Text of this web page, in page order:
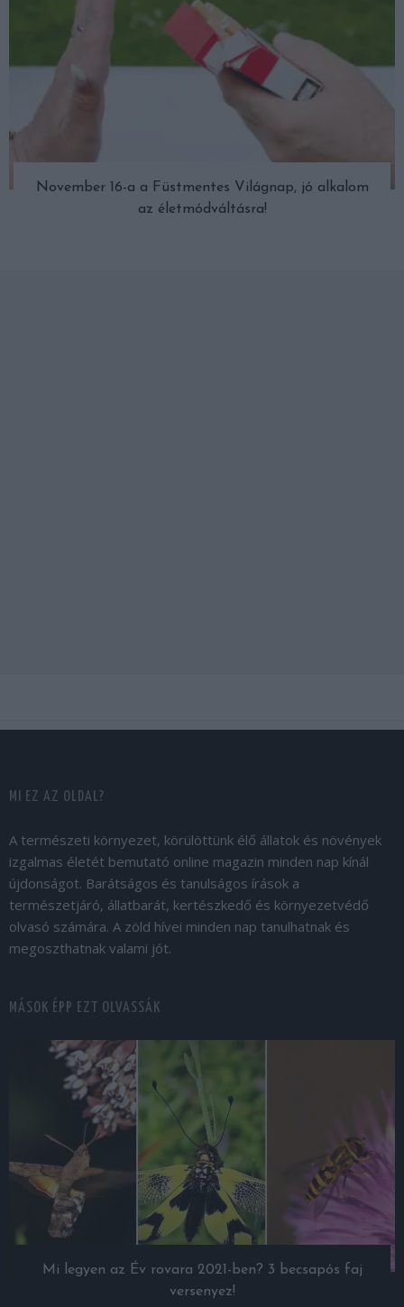
November 16-a a Füstmentes Világnap, jó alkalom
az életmódváltásra!
MI EZ AZ OLDAL?
A természeti környezet, körülöttünk élő állatok és növények
izgalmas életét bemutató online magazin minden nap kínál
újdonságot. Barátságos és tanulságos írások a
természetjáró, állatbarát, kertészkedő és környezetvédő
olvasó számára. A zöld hívei minden nap tanulhatnak és
megoszthatnak valami jót.
MÁSOK ÉPP EZT OLVASSÁK
Mi legyen az Év rovara 2021-ben? 3 becsapós faj
versenyez!